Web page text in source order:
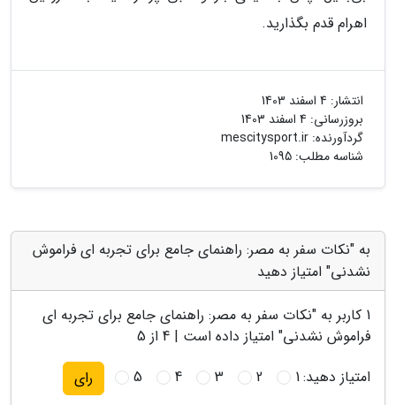
اهرام قدم بگذارید.
انتشار: 4 اسفند 1403
بروزرسانی: 4 اسفند 1403
گردآورنده: mescitysport.ir
شناسه مطلب: 1095
به "نکات سفر به مصر: راهنمای جامع برای تجربه ای فراموش
نشدنی" امتیاز دهید
1 کاربر به "نکات سفر به مصر: راهنمای جامع برای تجربه ای
فراموش نشدنی" امتیاز داده است | 4 از 5
امتیاز دهید:1
2
3
4
5 رای